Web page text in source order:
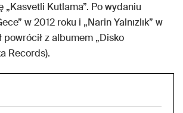
„Kasvetli Kutlama”. Po wydaniu
w 2012 roku i „Narin Yalnızlık” w
powrócił z albumem „Disko
Records).